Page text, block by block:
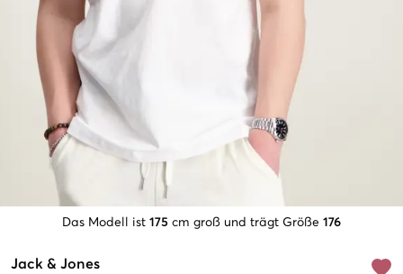
Das Modell ist 175 cm groß und trägt Größe 176
Jack & Jones